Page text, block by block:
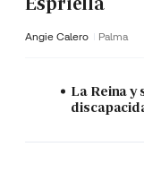
Angie Calero Palma
La Reina y